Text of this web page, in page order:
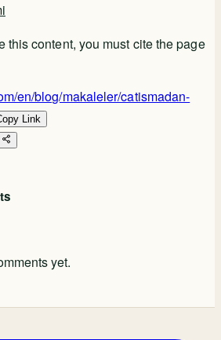
this content, you must cite the page
en/blog/makaleler/catismadan-
Link
yet.